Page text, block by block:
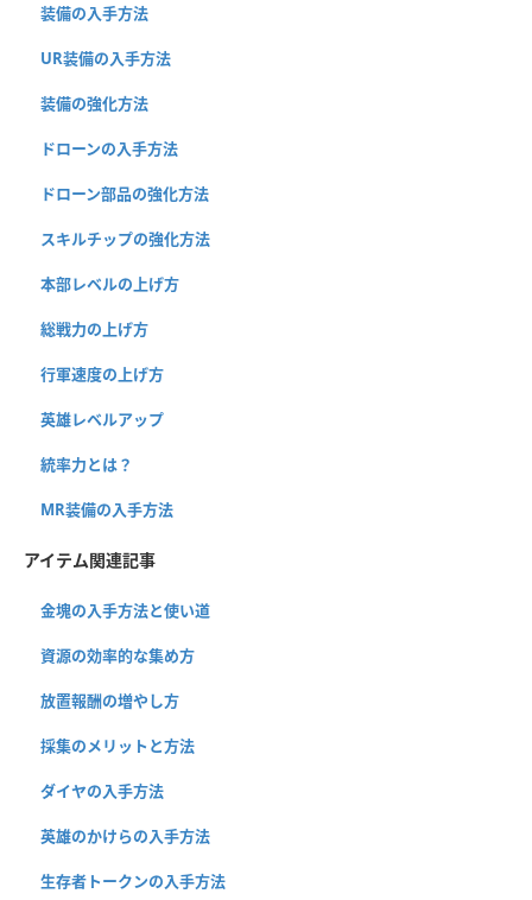
装備の入手方法
UR装備の入手方法
装備の強化方法
ドローンの入手方法
ドローン部品の強化方法
スキルチップの強化方法
本部レベルの上げ方
総戦力の上げ方
行軍速度の上げ方
英雄レベルアップ
統率力とは？
MR装備の入手方法
アイテム関連記事
金塊の入手方法と使い道
資源の効率的な集め方
放置報酬の増やし方
採集のメリットと方法
ダイヤの入手方法
英雄のかけらの入手方法
生存者トークンの入手方法